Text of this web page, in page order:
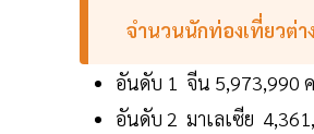
จำนวนนักท่องเที่ยวต่า
อันดับ 1 จีน 5,973,990
อันดับ 2 มาเลเซีย